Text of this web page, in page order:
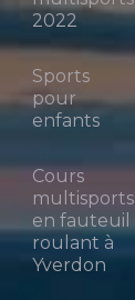
2022
Sports
pour
enfants
Cours
multisports
en fauteuil
roulant à
Yverdon